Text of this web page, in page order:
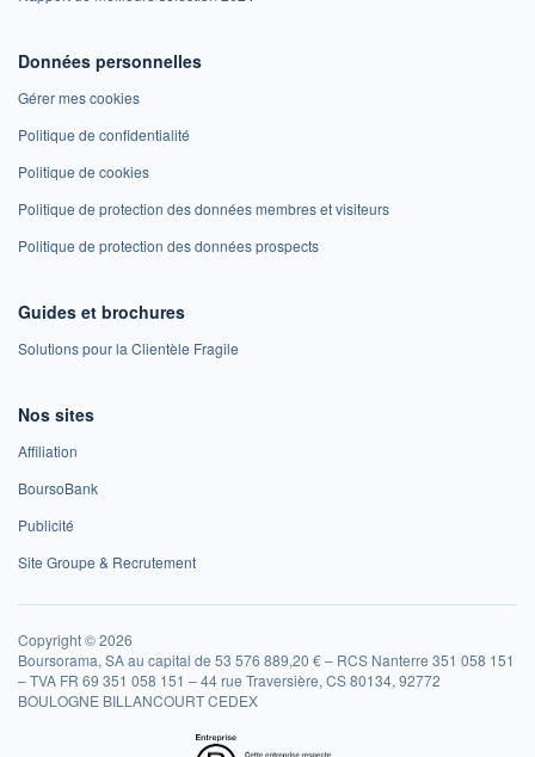
Données personnelles
Gérer mes cookies
Politique de confidentialité
Politique de cookies
Politique de protection des données membres et visiteurs
Politique de protection des données prospects
Guides et brochures
Solutions pour la Clientèle Fragile
Nos sites
Affiliation
BoursoBank
Publicité
Site Groupe & Recrutement
Copyright © 2026
Boursorama, SA au capital de 53 576 889,20 € – RCS Nanterre 351 058 151
– TVA FR 69 351 058 151 – 44 rue Traversière, CS 80134, 92772
BOULOGNE BILLANCOURT CEDEX